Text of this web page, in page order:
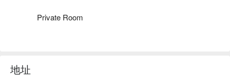
Private Room
地址